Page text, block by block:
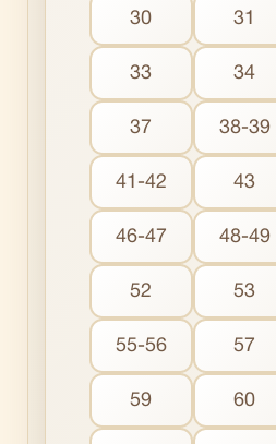
30 31
33 34
37 38-39
41-42 43
46-47 48-49
52 53
55-56 57
59 60